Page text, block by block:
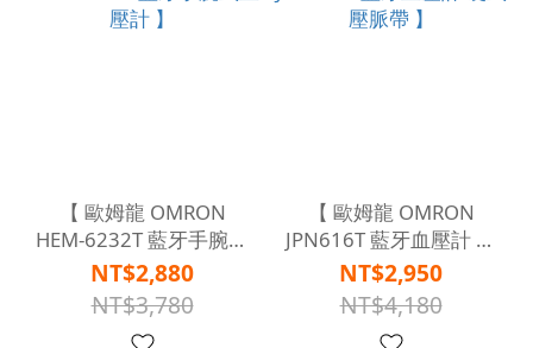
【 歐姆龍 OMRON
HEM-6232T 藍牙手腕式
血壓計 】
NT$2,880
NT$3,780
【 歐姆龍 OMRON
JPN616T 藍牙血壓計 硬
式壓脈帶 】
NT$2,950
NT$4,180